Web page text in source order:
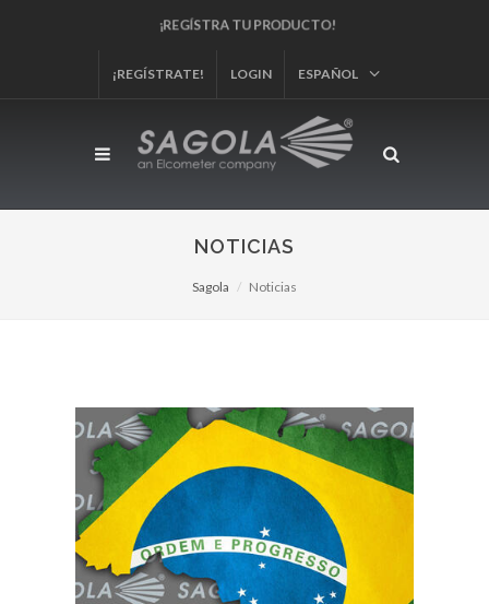
¡REGÍSTRA TU PRODUCTO!
¡REGÍSTRATE! LOGIN ESPAÑOL
NOTICIAS
Sagola Noticias